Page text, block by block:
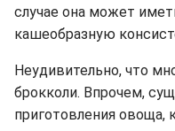
случае она может
кашеобразную
Неудивительно, что
брокколи. Впрочем,
приготовления овоща,